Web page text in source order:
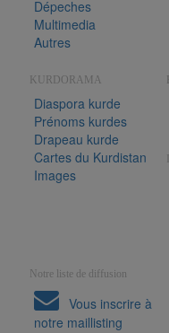
Dépeches
Multimedia
Autres
KURDORAMA
Diaspora kurde
Prénoms kurdes
Drapeau kurde
Cartes du Kurdistan
Images
Notre liste de diffusion
Vous inscrire à
notre maillisting